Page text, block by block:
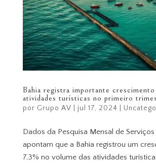
Bahia registra importante crescimento
atividades turísticas no primeiro
por Grupo AV jul 17, 2024
Dados da Pesquisa Mensal de Serviços
apontam que a Bahia registrou um
7,3% no volume das atividades